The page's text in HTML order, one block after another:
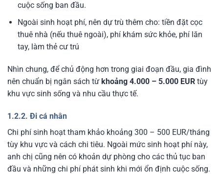
cuộc sống ban đầu.
Ngoài sinh hoạt phí, nên dự trù thêm cho: tiền đặt cọc
thuê nhà (nếu thuê ngoài), phí khám sức khỏe, phí lăn
tay, làm thẻ cư trú
Nhìn chung, để chủ động hơn trong giai đoạn đầu, gia đình
nên chuẩn bị ngân sách từ khoảng 4.000 – 5.000 EUR tùy
khu vực sinh sống và nhu cầu thực tế.
1.2.2. Đi cá nhân
Chi phí sinh hoạt tham khảo khoảng 300 – 500 EUR/tháng
tùy khu vực và cách chi tiêu. Ngoài mức sinh hoạt phí này,
anh chị cũng nên có khoản dự phòng cho các thủ tục ban
đầu và những chi phí phát sinh khi mới ổn định cuộc sống.